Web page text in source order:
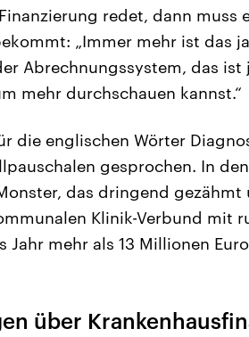
redet, dann muss
„Immer mehr ist das
Abrechnungssystem, das
mehr durchschauen kannst.“
die englischen Wörter
gesprochen. In
das dringend
Klinik-Verbund mit
Jahr mehr als 13 Millionen
über